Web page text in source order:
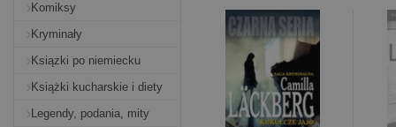
Komiksy
Kryminały
Ksiązki po niemiecku
Książki kucharskie i diety
Legendy, podania, mity